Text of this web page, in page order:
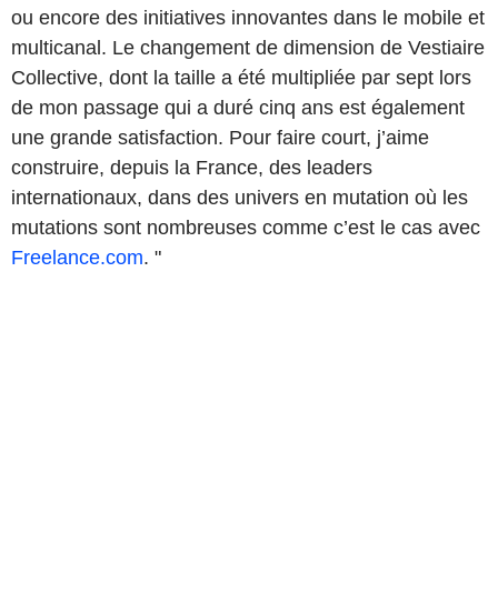
ou encore des initiatives innovantes dans le mobile et
multicanal. Le changement de dimension de Vestiaire
Collective, dont la taille a été multipliée par sept lors
de mon passage qui a duré cinq ans est également
une grande satisfaction. Pour faire court, j’aime
construire, depuis la France, des leaders
internationaux, dans des univers en mutation où les
mutations sont nombreuses comme c’est le cas avec
Freelance.com. "